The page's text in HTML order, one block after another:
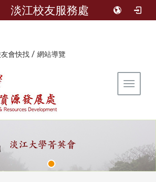
淡江校友服務處
會快找 / 網站導覽
Toggle